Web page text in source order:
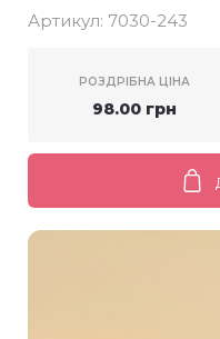
(20шт)
Артикул: 7030-243
РОЗДРІБНА ЦІНА
98.00 грн